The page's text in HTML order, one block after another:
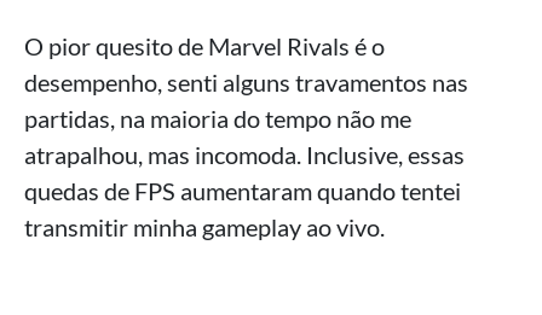
O pior quesito de Marvel Rivals é o
desempenho, senti alguns travamentos nas
partidas, na maioria do tempo não me
atrapalhou, mas incomoda. Inclusive, essas
quedas de FPS aumentaram quando tentei
transmitir minha gameplay ao vivo.